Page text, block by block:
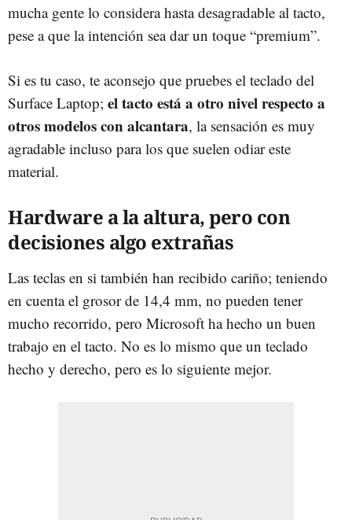
mucha gente lo considera hasta desagradable al tacto,
pese a que la intención sea dar un toque “premium”.
Si es tu caso, te aconsejo que pruebes el teclado del
Surface Laptop; el tacto está a otro nivel respecto a
otros modelos con alcantara, la sensación es muy
agradable incluso para los que suelen odiar este
material.
Hardware a la altura, pero con
decisiones algo extrañas
Las teclas en si también han recibido cariño; teniendo
en cuenta el grosor de 14,4 mm, no pueden tener
mucho recorrido, pero Microsoft ha hecho un buen
trabajo en el tacto. No es lo mismo que un teclado
hecho y derecho, pero es lo siguiente mejor.